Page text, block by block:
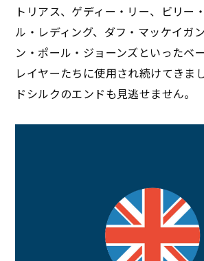
トリアス、ゲディー・リー、ビリー
ル・レディング、ダフ・マッケイガ
ン・ポール・ジョーンズといったベ
レイヤーたちに使用され続けてきま
ドシルクのエンドも見逃せません。